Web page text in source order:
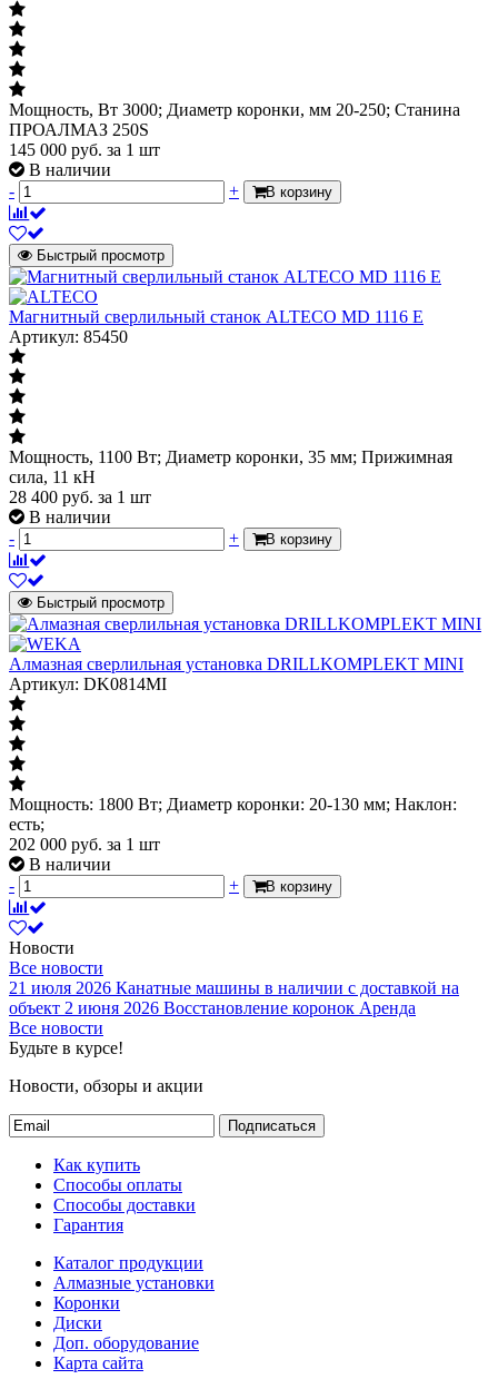
Мощность, Вт 3000; Диаметр коронки, мм 20-250; Станина
ПРОАЛМАЗ 250S
145 000 руб. за 1 шт
В наличии
-
+ В корзину
Быстрый просмотр
Магнитный сверлильный станок ALTECO MD 1116 E
Артикул: 85450
Мощность, 1100 Вт; Диаметр коронки, 35 мм; Прижимная
сила, 11 кН
28 400 руб. за 1 шт
В наличии
-
+ В корзину
Быстрый просмотр
Алмазная сверлильная установка DRILLKOMPLEKT MINI
Артикул: DK0814MI
Мощность: 1800 Вт; Диаметр коронки: 20-130 мм; Наклон:
есть;
202 000 руб. за 1 шт
В наличии
-
+ В корзину
Новости
Все новости
21 июля 2026 Канатные машины в наличии с доставкой на
объект 2 июня 2026 Восстановление коронок Аренда
Все новости
Будьте в курсе!
Новости, обзоры и акции
Подписаться
Как купить
Способы оплаты
Способы доставки
Гарантия
Каталог продукции
Алмазные установки
Коронки
Диски
Доп. оборудование
Карта сайта